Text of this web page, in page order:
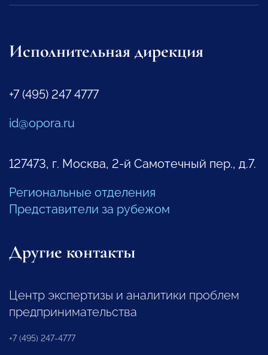
Исполнительная дирекция
+7 (495) 247 4777
id@opora.ru
127473, г. Москва, 2-й Самотечный пер., д.7.
Региональные отделения
Представители за рубежом
Другие контакты
Центр экспертизы и аналитики проблем
предпринимательства
+7 (495) 247-4777